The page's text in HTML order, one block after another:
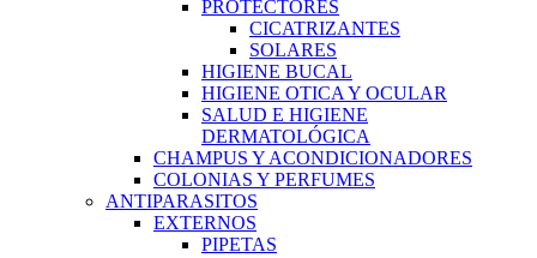
PROTECTORES
CICATRIZANTES
SOLARES
HIGIENE BUCAL
HIGIENE OTICA Y OCULAR
SALUD E HIGIENE
DERMATOLÓGICA
CHAMPUS Y ACONDICIONADORES
COLONIAS Y PERFUMES
ANTIPARASITOS
EXTERNOS
PIPETAS